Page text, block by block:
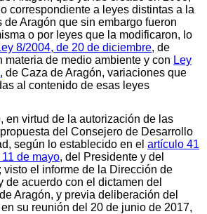
correspondiente a leyes distintas a la
de Aragón que sin embargo fueron
o por leyes que la modificaron, lo
8/2004, de 20 de diciembre, de
materia de medio ambiente y con Ley
, de Caza de Aragón, variaciones que
al contenido de esas leyes
en virtud de la autorización de las
del Consejero de Desarrollo
según lo establecido en el artículo 41
de mayo, del Presidente y del
visto el informe de la Dirección de
de acuerdo con el dictamen del
Aragón, y previa deliberación del
su reunión del 20 de junio de 2017,